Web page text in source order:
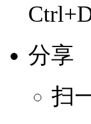
分享
扫